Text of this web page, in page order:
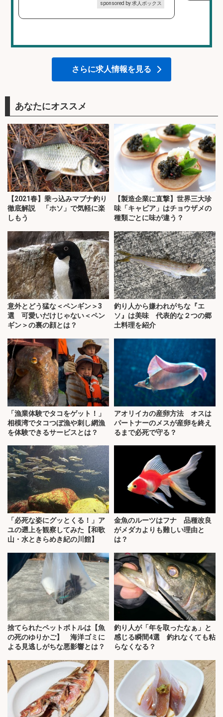
sponsored by 求人ボックス
さらに求人情報を見る
あなたにオススメ
【2021春】乗っ込みマブナ釣り
徹底解説 「ホソ」で気軽に楽
しもう
【製造企業に直撃】世界三大珍
味「キャビア」はチョウザメの
種類ごとに味が違う？
意外とどう猛な＜ペンギン＞3
選 可愛いだけじゃない＜ペン
ギン＞の裏の顔とは？
釣り人から嫌われがちな『エ
ソ』は美味 代表的な２つの郷
土料理を紹介
「漁業体験でタコをゲット！」
相模湾でタコつぼ漁や刺し網漁
を体験できるサービスとは？
アオリイカの産卵方法 オスは
パートナーのメスが産卵を終え
るまで必死で守る？
「必死な姿にグッとくる！」ア
ユの遡上を観察してみた【和歌
山・水ときらめき紀の川館】
金魚のルーツはフナ 品種改良
がメダカよりも難しい理由と
は？
捨てられたペットボトルは【魚
の死のゆりかご】 海洋ゴミに
よる見逃しがちな悪影響とは？
釣り人が「年を取ったなぁ」と
感じる瞬間4選 釣れなくても粘
らなくなる？